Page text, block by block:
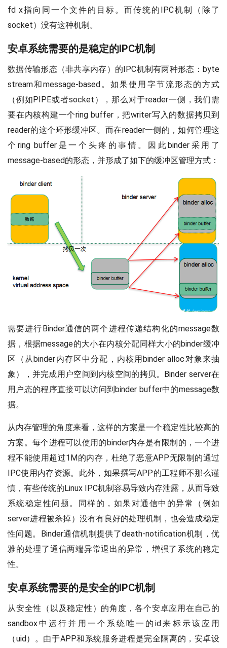
fd x指向同一个文件的目标。而传统的IPC机制（除了
socket）没有这种机制。
安卓系统需要的是稳定的IPC机制
数据传输形态（非共享内存）的IPC机制有两种形态：byte
stream和message-based。如果使用字节流形态的方式
（例如PIPE或者socket），那么对于reader一侧，我们需
要在内核构建一个ring buffer，把writer写入的数据拷贝到
reader的这个环形缓冲区。而在reader一侧的，如何管理这
个ring buffer是一个头疼的事情。因此binder采用了
message-based的形态，并形成了如下的缓冲区管理方式：
需要进行Binder通信的两个进程传递结构化的message数
据，根据message的大小在内核分配同样大小的binder缓冲
区（从binder内存区中分配，内核用binder alloc对象来抽
象），并完成用户空间到内核空间的拷贝。Binder server在
用户态的程序直接可以访问到binder buffer中的message数
据。
从内存管理的角度来看，这样的方案是一个稳定性比较高的
方案。每个进程可以使用的binder内存是有限制的，一个进
程不能使用超过1M的内存，杜绝了恶意APP无限制的通过
IPC使用内存资源。此外，如果撰写APP的工程师不那么谨
慎，有些传统的Linux IPC机制容易导致内存泄露，从而导致
系统稳定性问题。同样的，如果对通信中的异常（例如
server进程被杀掉）没有有良好的处理机制，也会造成稳定
性问题。Binder通信机制提供了death-notification机制，优
雅的处理了通信两端异常退出的异常，增强了系统的稳定
性。
安卓系统需要的是安全的IPC机制
从安全性（以及稳定性）的角度，各个安卓应用在自己的
sandbox中运行并用一个系统唯一的id来标示该应用
（uid）。由于APP和系统服务进程是完全隔离的，安卓设